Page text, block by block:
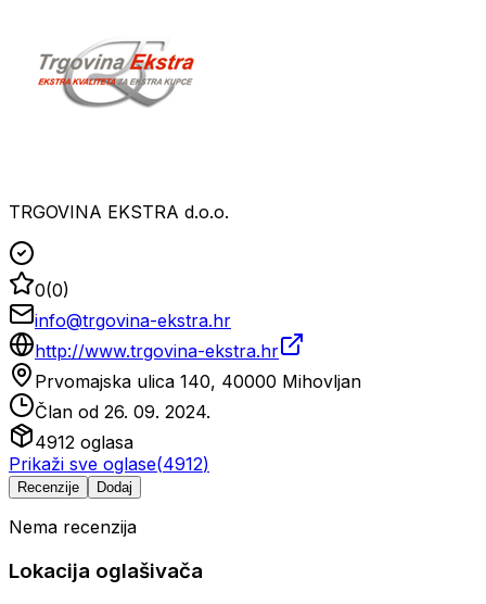
TRGOVINA EKSTRA d.o.o.
0(0)
info@trgovina-ekstra.hr
http://www.trgovina-ekstra.hr
Prvomajska ulica 140, 40000 Mihovljan
Član od 26. 09. 2024.
4912 oglasa
Prikaži sve oglase(4912)
Recenzije Dodaj
Nema recenzija
Lokacija oglašivača